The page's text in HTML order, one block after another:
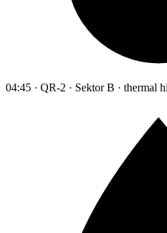
04:45 · QR-2 · Sektor B · thermal